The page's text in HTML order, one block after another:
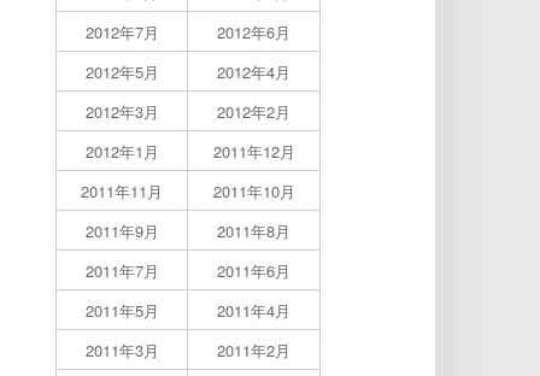
2012年7月
2012年6月
2012年5月
2012年4月
2012年3月
2012年2月
2012年1月
2011年12月
2011年11月
2011年10月
2011年9月
2011年8月
2011年7月
2011年6月
2011年5月
2011年4月
2011年3月
2011年2月